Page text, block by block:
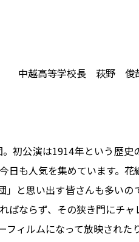
中越高等学校長 萩野 俊
初公演は1914年という歴史
も人気を集めています。花
と思い出す皆さんも多いの
ばならず、その狭き門にチ
ィルムになって放映された